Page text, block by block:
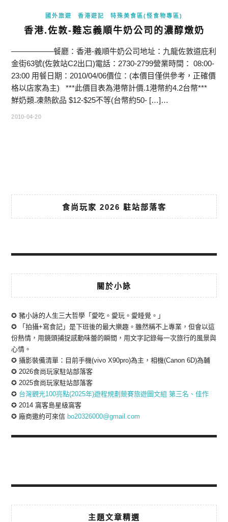
國外旅遊 香港遊記 特殊美食區(怪食物專區)
香港.佐敦-難忘義順牛奶公司的濃醇燉奶
—————–餐廳：香港-義順牛奶公司地址：九龍佐敦道庇利
金街63號(佐敦站C2出口)電話：2730-2799營業時間： 08:00-
23:00 用餐日期：2010/04/06價位：(本價目僅供參考，正確價
格以店家為主) ***此價目表為港幣計價.1港幣約4.2台幣***
鮮奶類.凍熱飲品 $12-$25不等(台幣約50- […]…
2010-04-20
食尚玩家 2026 駐站部落客
關於小詠
✪ 豬小詠的人生三大哲學「愛吃。愛玩。愛睡覺。」
✪ 「拍攝+寫食記」是下班後的最大樂趣。雖然稱不上專業，但會以這
份熱情，用鏡頭捕捉感動味蕾的瞬間，用文字記錄每一次旅行的風景與
心情。
✪ 攝影裝備清單：目前手機(vivo X90pro)為主，相機(Canon 6D)為輔
✪ 2026食尚玩家駐站部落客
✪ 2025食尚玩家駐站部落客
✪ 台灣觀光100亮點(2025年)遊程規劃競賽旅遊圖文組 第三名、佳作
✪ 2014 窩客島星級窩客
✪ 廠商邀約可來信 bo20326000@gmail.com
主題文章精選